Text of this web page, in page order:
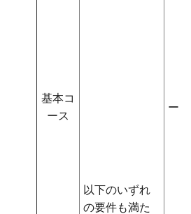
基本コ
ース
以下のいずれ
の要件も満た
ー